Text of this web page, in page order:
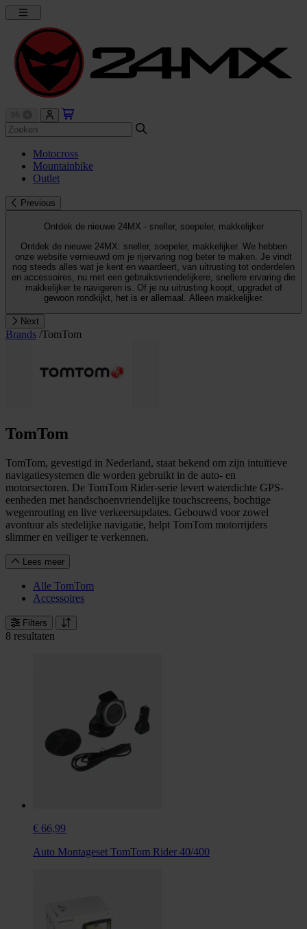
Motocross
Mountainbike
Outlet
Previous
Ontdek de nieuwe 24MX - sneller, soepeler, makkelijker
Ontdek de nieuwe 24MX: sneller, soepeler, makkelijker. We hebben
onze website vernieuwd om je rijervaring nog beter te maken. Je vindt
nog steeds alles wat je kent en waardeert, van uitrusting tot onderdelen
en accessoires, nu met een gebruiksvriendelijkere, snellere ervaring die
makkelijker te navigeren is. Of je nu uitrusting koopt, upgradet of
gewoon rondkijkt, het is er allemaal. Alleen makkelijker.
Next
Brands /TomTom
TomTom
TomTom, gevestigd in Nederland, staat bekend om zijn intuïtieve
navigatiesystemen die worden gebruikt in de auto- en
motorsectoren. De TomTom Rider-serie levert waterdichte GPS-
eenheden met handschoenvriendelijke touchscreens, bochtige
wegenrouting en live verkeersupdates. Gebouwd voor zowel
avontuur als stedelijke navigatie, helpt TomTom motorrijders
slimmer en veiliger te verkennen.
Lees meer
Alle TomTom
Accessoires
Filters
8 resultaten
€ 66,99
Auto Montageset TomTom Rider 40/400